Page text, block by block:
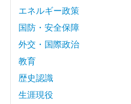
エネルギー政策
国防・安全保障
外交・国際政治
教育
歴史認識
生涯現役